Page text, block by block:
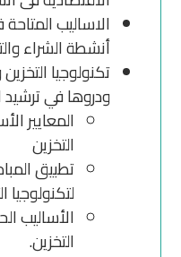
الاساليب
أنشطة الشراء
تكنولوجيا
ودروها في ترشيد
المعايير
التخزين
تطبيق
لتكنولوجيا
الأساليب
التخزين.